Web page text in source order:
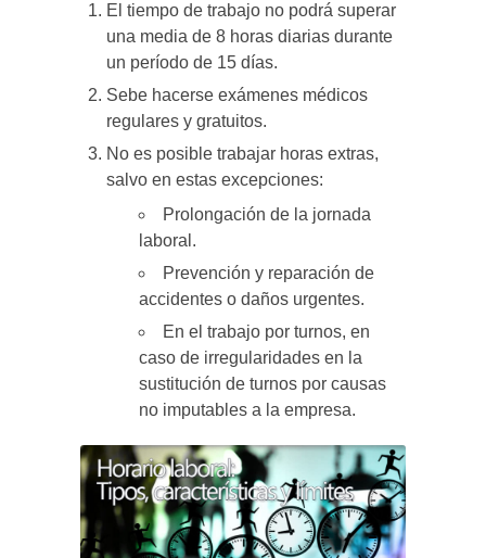
El tiempo de trabajo no podrá superar
una media de 8 horas diarias durante
un período de 15 días.
Sebe hacerse exámenes médicos
regulares y gratuitos.
No es posible trabajar horas extras,
salvo en estas excepciones:
Prolongación de la jornada
laboral.
Prevención y reparación de
accidentes o daños urgentes.
En el trabajo por turnos, en
caso de irregularidades en la
sustitución de turnos por causas
no imputables a la empresa.